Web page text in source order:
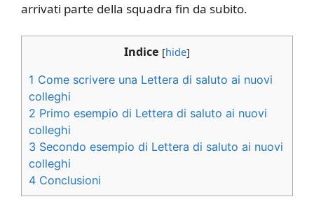
arrivati parte della squadra fin da subito.
Indice [hide]
1 Come scrivere una Lettera di saluto ai nuovi
colleghi
2 Primo esempio di Lettera di saluto ai nuovi
colleghi
3 Secondo esempio di Lettera di saluto ai nuovi
colleghi
4 Conclusioni